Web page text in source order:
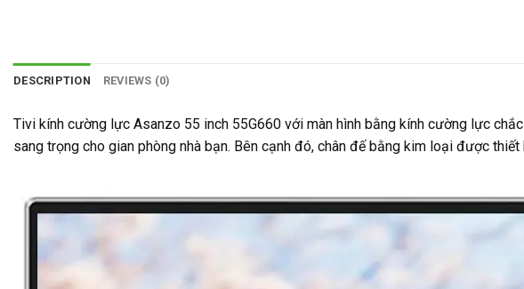
DESCRIPTION REVIEWS (0)
Tivi kính cường lực Asanzo 55 inch 55G660 với màn hình bằng kính cường lực
sang trọng cho gian phòng nhà bạn. Bên cạnh đó, chân đế bằng kim loại được